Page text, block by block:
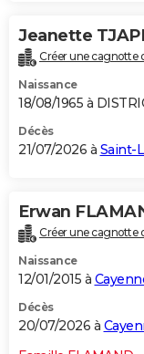
Jeanette
Créer une cagnotte
Naissance
18/08/1965 à
Décès
21/07/2026 à Saint-
Erwan
Créer une cagnotte
Naissance
12/01/2015 à
Décès
20/07/2026 à